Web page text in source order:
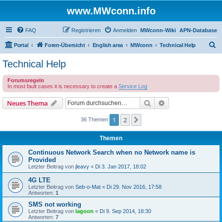
www.MWconn.info
FAQ APN-Database
MWconn-Wiki
Anmelden
Registrieren
Portal Foren-Übersicht English area MWconn Technical Help
e
Technical Help
Forumsregeln
In most fault cases it is necessary to create a Service Log
Neues Thema Suche
36 Themen 1 2
Themen
Continuous Network Search when no Network name is
Provided
Letzter Beitrag von jleavy « Di 3. Jan 2017, 18:02
4G LTE
Letzter Beitrag von Seb-o-Mat « Di 29. Nov 2016, 17:58
Antworten: 1
SMS not working
Letzter Beitrag von lagoon « Di 9. Sep 2014, 18:30
Antworten: 7